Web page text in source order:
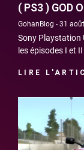
( PS3 ) GOD
GohanBlog 31
Sony Playstation
les épisodes I et
LIRE